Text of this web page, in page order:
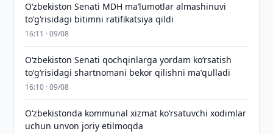
Oʻzbekiston Senati MDH maʼlumotlar almashinuvi
toʻgʻrisidagi bitimni ratifikatsiya qildi
16:11 · 09/08
Oʻzbekiston Senati qochqinlarga yordam koʻrsatish
toʻgʻrisidagi shartnomani bekor qilishni maʼqulladi
16:10 · 09/08
Oʻzbekistonda kommunal xizmat koʻrsatuvchi xodimlar
uchun unvon joriy etilmoqda